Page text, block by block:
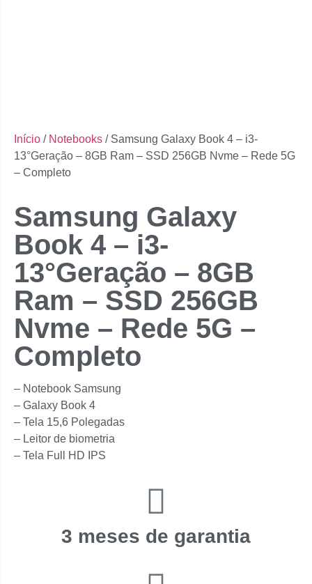
Início / Notebooks / Samsung Galaxy Book 4 – i3-
13°Geração – 8GB Ram – SSD 256GB Nvme – Rede 5G
– Completo
Samsung Galaxy
Book 4 – i3-
13°Geração – 8GB
Ram – SSD 256GB
Nvme – Rede 5G –
Completo
– Notebook Samsung
– ⁠Galaxy Book 4
– Tela 15,6 Polegadas
– ⁠Leitor de biometria
– Tela Full HD IPS
3 meses de garantia